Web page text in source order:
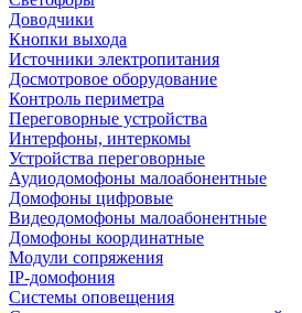
Доводчики
Кнопки выхода
Источники электропитания
Досмотровое оборудование
Контроль периметра
Переговорные устройства
Интерфоны, интеркомы
Устройства переговорные
Аудиодомофоны малоабонентные
Домофоны цифровые
Видеодомофоны малоабонентные
Домофоны координатные
Модули сопряжения
IP-домофония
Системы оповещения